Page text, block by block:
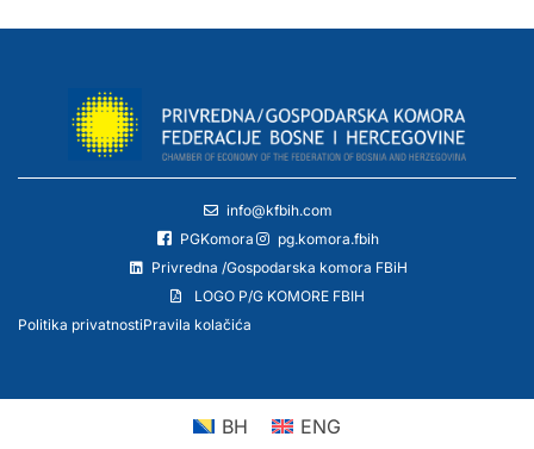
info@kfbih.com
PGKomora
pg.komora.fbih
Privredna /Gospodarska komora FBiH
LOGO P/G KOMORE FBIH
Politika privatnostiPravila kolačića
BH ENG